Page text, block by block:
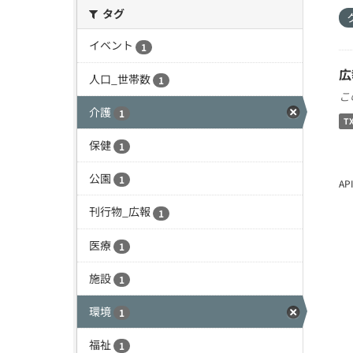
タグ
イベント
1
人口_世帯数 1
介護 1
保健 1
公園 1
刊行物_広報 1
医療 1
施設 1
環境 1
福祉 1